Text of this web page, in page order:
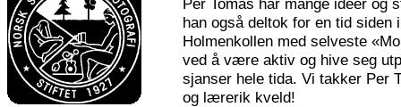
Per Tomas har mange idéer og
han også deltok for en tid siden
Holmenkollen med selveste
ved å være aktiv og hive seg
sjanser hele tida. Vi takker Per
og lærerik kveld!